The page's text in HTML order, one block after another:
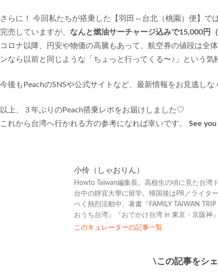
さらに！ 今回私たちが搭乗した【羽田⇔台北（桃園）便】で
完売していますが、 なんと燃油サーチャージ込みで15,000円
コロナ以降、円安や物価の高騰もあって、航空券の値段は全
ンなら以前と同じような「ちょっと行ってくる〜♪」という
今後もPeachのSNSや公式サイトなど、最新情報をお見逃し
以上、３年ぶりのPeach搭乗レポをお届けしました♡
これから台湾へ行かれる方の参考になれば幸いです。
See
小伶（しゃおりん）
Howto Taiwan編集長。高校生の頃に見た台湾
台中の靜宜大學に留学。帰国後はPR／ライタ
べく熱烈活動中。著書『FAMILY TAIWAN
おうち台湾』『おでかけ台湾 in 東京・京阪神
このキュレーターの記事一覧
\この記事をシ